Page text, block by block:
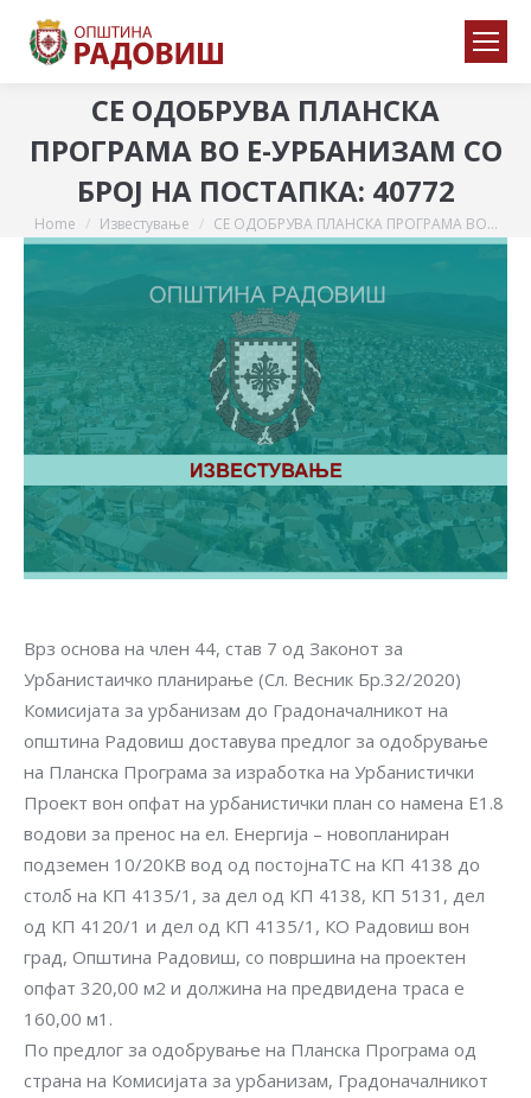
СЕ ОДОБРУВА ПЛАНСКА
ПРОГРАМА ВО Е-УРБАНИЗАМ СО
БРОЈ НА ПОСТАПКА: 40772
You are here:
Home Известување СЕ ОДОБРУВА ПЛАНСКА ПРОГРАМА ВО…
Врз основа на член 44, став 7 од Законот за
Урбанистаичко планирање (Сл. Весник Бр.32/2020)
Комисијата за урбанизам до Градоначалникот на
општина Радовиш доставува предлог за одобрување
на Планска Програма за изработка на Урбанистички
Проект вон опфат на урбанистички план со намена Е1.8
водови за пренос на ел. Енергија – новопланиран
подземен 10/20КВ вод од постојнаТС на КП 4138 до
столб на КП 4135/1, за дел од КП 4138, КП 5131, дел
од КП 4120/1 и дел од КП 4135/1, КО Радовиш вон
град, Општина Радовиш, со површина на проектен
опфат 320,00 м2 и должина на предвидена траса е
160,00 м1.
По предлог за одобрување на Планска Програма од
страна на Комисијата за урбанизам, Градоначалникот